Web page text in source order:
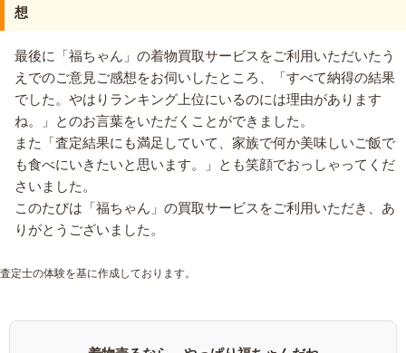
想
最後に「福ちゃん」の着物買取サービスをご利用いただいたう
えでのご意見ご感想をお伺いしたところ、「すべて納得の結果
でした。やはりランキング上位にいるのには理由があります
ね。」とのお言葉をいただくことができました。
また「査定結果にも満足していて、家族で何か美味しいご飯で
も食べにいきたいと思います。」とも笑顔でおっしゃってくだ
さいました。
このたびは「福ちゃん」の買取サービスをご利用いただき、あ
りがとうございました。
査定士の体験を基に作成しております。